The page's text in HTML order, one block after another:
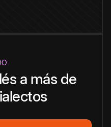
a más de